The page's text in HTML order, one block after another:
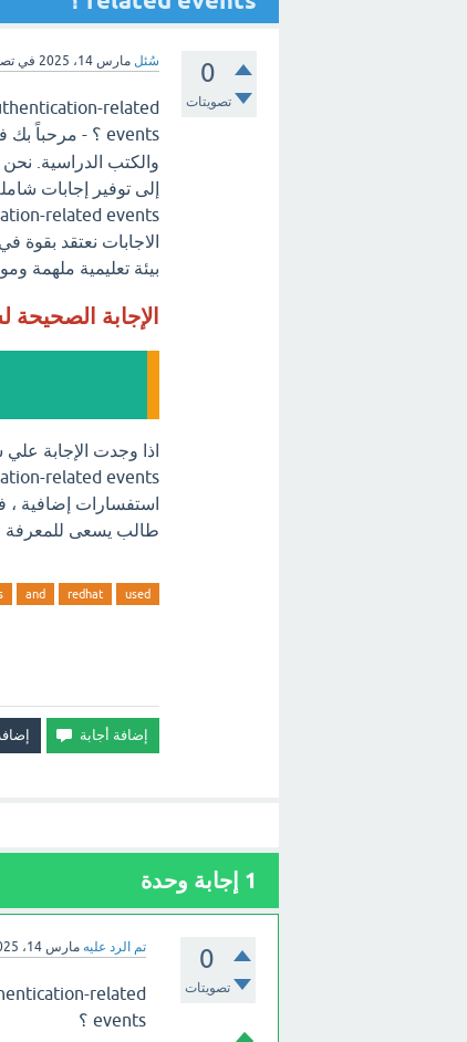
0
تصويتات
سُئل مارس 14، 2025 في
related
events ؟ - مرحباً بك في
والكتب الدراسية.
الاجابات نعتقد بقوة
بيئة تعليمية ملهمة
الإجابة
استفسارات إضافية ،
طالب يسعى للمعرفة
used
redhat
and
1 إجابة وحدة
0
تصويتات
تم الرد عليه مارس 14، 2025
related
events ؟